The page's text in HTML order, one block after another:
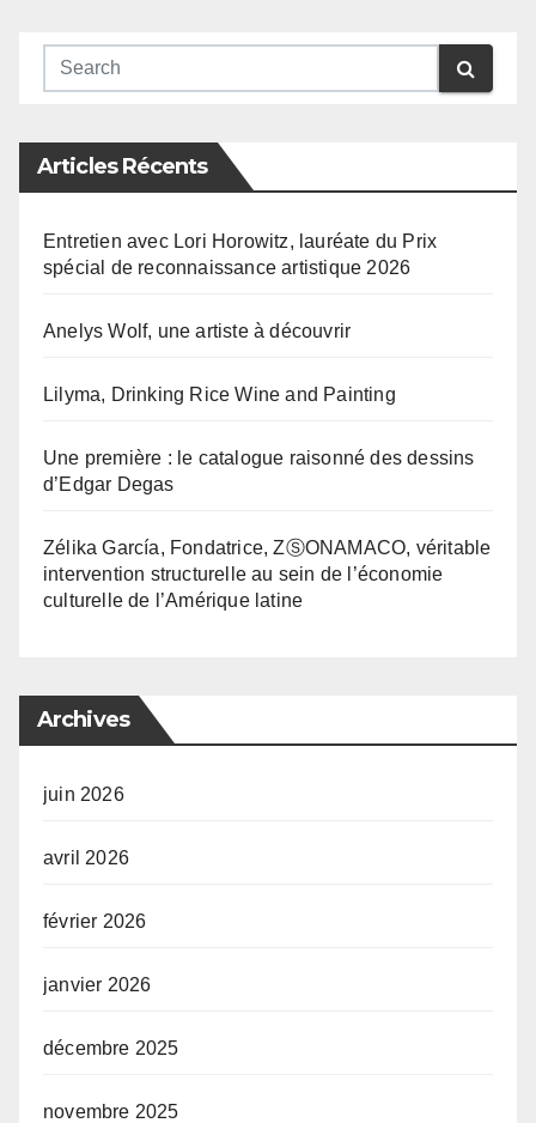
Articles Récents
Entretien avec Lori Horowitz, lauréate du Prix
spécial de reconnaissance artistique 2026
Anelys Wolf, une artiste à découvrir
Lilyma, Drinking Rice Wine and Painting
Une première : le catalogue raisonné des dessins
d’Edgar Degas
Zélika García, Fondatrice, ZⓈONAMACO, véritable
intervention structurelle au sein de l’économie
culturelle de l’Amérique latine
Archives
juin 2026
avril 2026
février 2026
janvier 2026
décembre 2025
novembre 2025